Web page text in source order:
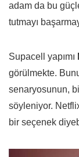
adam da bu
tutmayı
Supacell yapımı
görülmekte.
senaryosunun,
söyleniyor.
bir seçenek